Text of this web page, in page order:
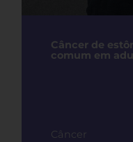
Câncer de
comum em
Câncer